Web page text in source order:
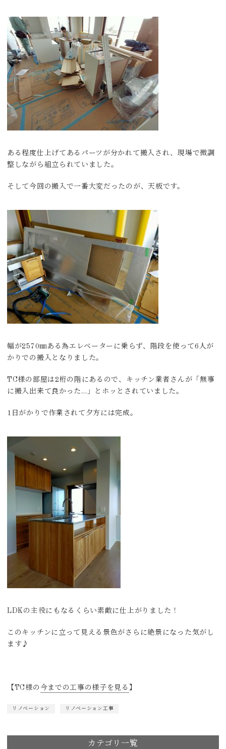
ある程度仕上げてあるパーツが分かれて搬入され、現場で微調
整しながら組立られていました。
そして今回の搬入で一番大変だったのが、天板です。
幅が2570㎜ある為エレベーターに乗らず、階段を使って6人が
かりでの搬入となりました。
TC様の部屋は2桁の階にあるので、キッチン業者さんが「無事
に搬入出来て良かった…」とホッとされていました。
1日がかりで作業されて夕方には完成。
LDKの主役にもなるくらい素敵に仕上がりました！
このキッチンに立って見える景色がさらに絶景になった気がし
ます♪
【TC様の 今までの工事の様子を見る 】
リノベーション リノベーション工事
カテゴリ一覧